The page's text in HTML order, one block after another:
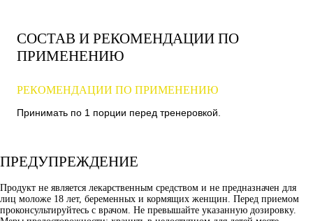
СОСТАВ И РЕКОМЕНДАЦИИ ПО
ПРИМЕНЕНИЮ
РЕКОМЕНДАЦИИ ПО ПРИМЕНЕНИЮ
Принимать по 1 порции перед тренеровкой.
ПРЕДУПРЕЖДЕНИЕ
Продукт не является лекарственным средством и не предназначен для
лиц моложе 18 лет, беременных и кормящих женщин. Перед приемом
проконсультируйтесь с врачом. Не превышайте указанную дозировку.